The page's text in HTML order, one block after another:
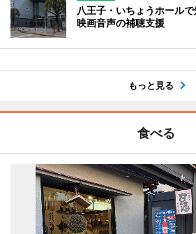
八王子・いちょうホール
映画音声の補聴支援
もっと見る
食べる